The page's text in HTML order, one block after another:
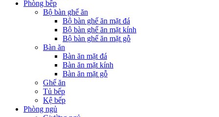
Phòng bếp
Bộ bàn ghế ăn
Bộ bàn ghế ăn mặt đá
Bộ bàn ghế ăn mặt kính
Bộ bàn ghế ăn mặt gỗ
Bàn ăn
Bàn ăn mặt đá
Bàn ăn mặt kính
Bàn ăn mặt gỗ
Ghế ăn
Tủ bếp
Kệ bếp
Phòng ngủ